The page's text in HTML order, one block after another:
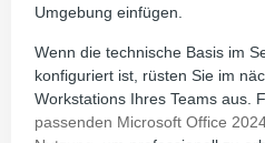
Umgebung einfügen.
Wenn die technische Basis im
konfiguriert ist, rüsten Sie im
Workstations Ihres Teams aus.
passenden Microsoft Office